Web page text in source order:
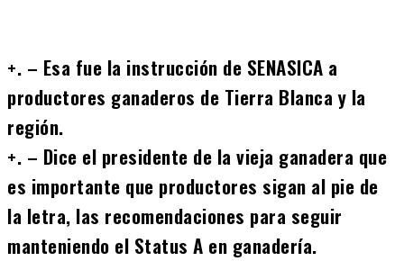
+. – Esa fue la instrucción de SENASICA a
productores ganaderos de Tierra Blanca y la
región.
+. – Dice el presidente de la vieja ganadera que
es importante que productores sigan al pie de
la letra, las recomendaciones para seguir
manteniendo el Status A en ganadería.